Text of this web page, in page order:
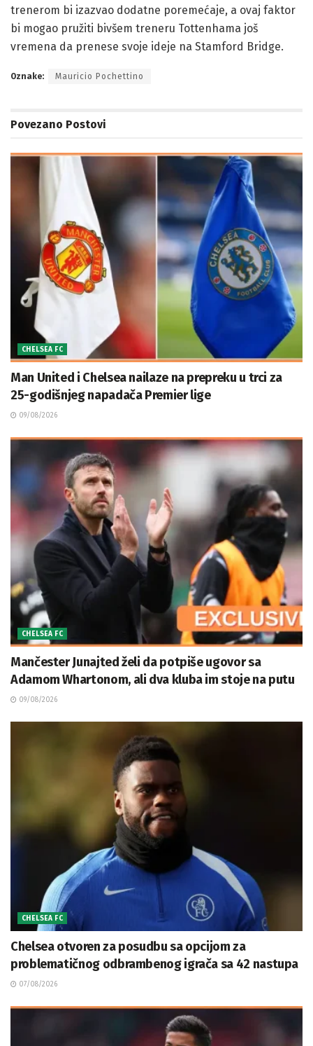
trenerom bi izazvao dodatne poremećaje, a ovaj faktor
bi mogao pružiti bivšem treneru Tottenhama još
vremena da prenese svoje ideje na Stamford Bridge.
Oznake: Mauricio Pochettino
Povezano Postovi
CHELSEA FC
Man United i Chelsea nailaze na prepreku u trci za
25-godišnjeg napadača Premier lige
09/08/2026
CHELSEA FC
Mančester Junajted želi da potpiše ugovor sa
Adamom Whartonom, ali dva kluba im stoje na putu
09/08/2026
CHELSEA FC
Chelsea otvoren za posudbu sa opcijom za
problematičnog odbrambenog igrača sa 42 nastupa
07/08/2026